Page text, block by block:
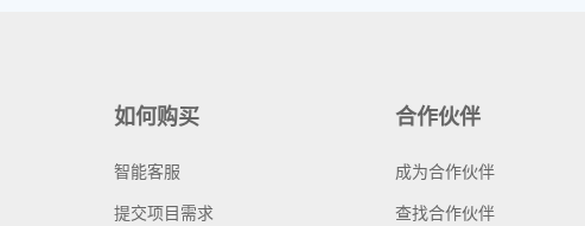
如何购买
智能客服
提交项目需求
合作伙伴
成为合作伙伴
查找合作伙伴